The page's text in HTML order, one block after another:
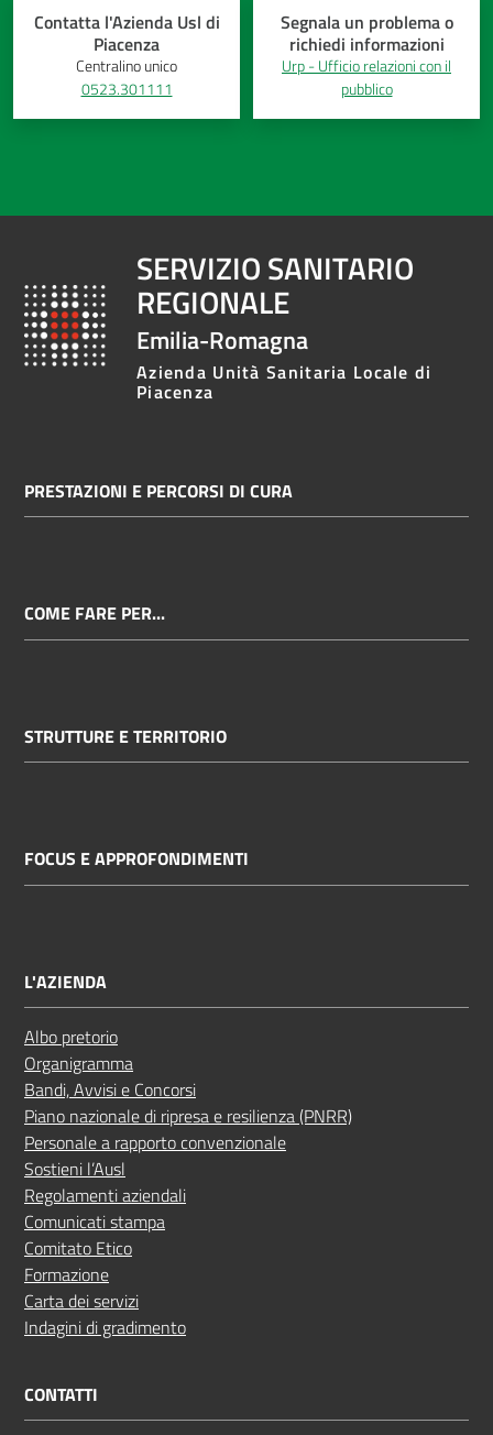
Contatta l'Azienda Usl di
Piacenza
Centralino unico
0523.301111
Segnala un problema o
richiedi informazioni
Urp - Ufficio relazioni con il
pubblico
SERVIZIO SANITARIO
REGIONALE
Emilia-Romagna
Azienda Unità Sanitaria Locale di
Piacenza
PRESTAZIONI E PERCORSI DI CURA
COME FARE PER...
STRUTTURE E TERRITORIO
FOCUS E APPROFONDIMENTI
L'AZIENDA
Albo pretorio
Organigramma
Bandi, Avvisi e Concorsi
Piano nazionale di ripresa e resilienza (PNRR)
Personale a rapporto convenzionale
Sostieni l’Ausl
Regolamenti aziendali
Comunicati stampa
Comitato Etico
Formazione
Carta dei servizi
Indagini di gradimento
CONTATTI